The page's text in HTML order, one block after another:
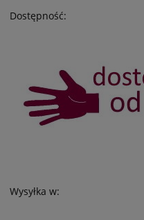
Dostępność:
Wysyłka w: